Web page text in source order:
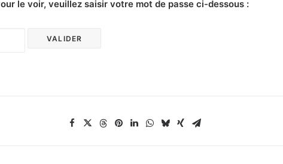
le voir, veuillez saisir votre mot de passe ci-dessous :